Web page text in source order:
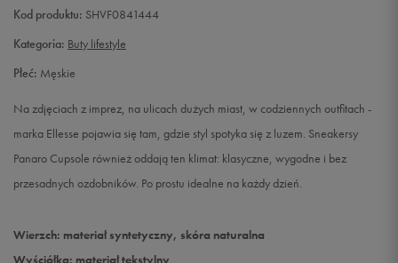
Kod produktu: SHVF0841444
Kategoria: Buty lifestyle
Płeć: Męskie
Na zdjęciach z imprez, na ulicach dużych miast, w codziennych outfitach -
marka Ellesse pojawia się tam, gdzie styl spotyka się z luzem. Sneakersy
Panaro Cupsole również oddają ten klimat: klasyczne, wygodne i bez
przesadnych ozdobników. Po prostu idealne na każdy dzień.
Wierzch: materiał syntetyczny, skóra naturalna
Wyściółka: materiał tekstylny